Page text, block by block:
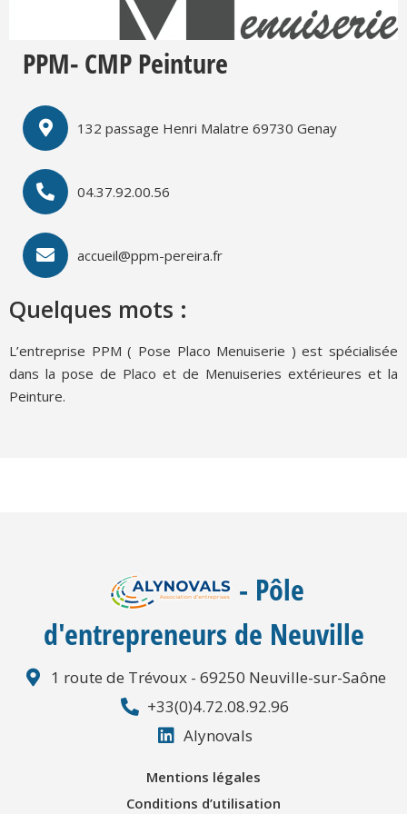
PPM- CMP Peinture
132 passage Henri Malatre 69730 Genay
04.37.92.00.56
accueil@ppm-pereira.fr
Quelques mots :
L’entreprise PPM ( Pose Placo Menuiserie ) est spécialisée
dans la pose de Placo et de Menuiseries extérieures et la
Peinture.
- Pôle
d'entrepreneurs de Neuville
1 route de Trévoux - 69250 Neuville-sur-Saône
+33(0)4.72.08.92.96
Alynovals
Mentions légales
Conditions d’utilisation